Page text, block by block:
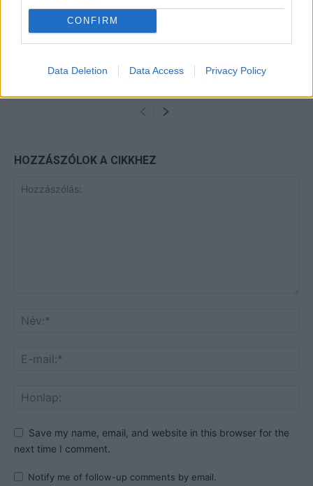
CONFIRM
Data Deletion Data Access Privacy Policy
Trollok árnyékában
HOZZÁSZÓLOK A CIKKHEZ
Save my name, email, and website in this browser for the
next time I comment.
Notify me of follow-up comments by email.